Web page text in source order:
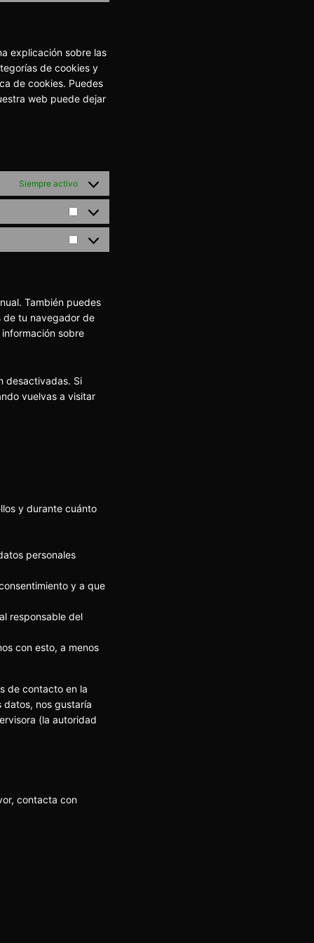
explicación sobre las
de cookies y
de cookies. Puedes
web puede dejar
Siempre activo
Estadísticas
Marketing
También puedes
de tu navegador de
sobre
desactivadas. Si
vuelvas a visitar
y durante cuánto
personales
y a que
responsable del
con esto, a menos
de contacto en la
datos, nos gustaría
(la autoridad
contacta con